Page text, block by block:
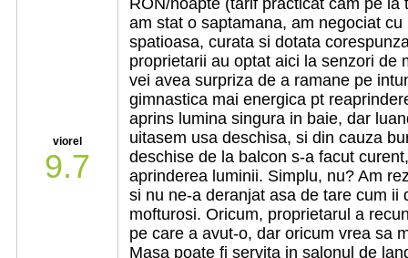
viorel
9.7
RON/noapte (tarif practicat cam pe
am stat o saptamana, am negociat
spatioasa, curata si dotata
proprietarii au optat aici la senzori de
vei avea surpriza de a ramane pe
gimnastica mai energica pt
aprins lumina singura in baie, dar
uitasem usa deschisa, si din cauza
deschise de la balcon s-a facut
aprinderea luminii. Simplu, nu? Am
si nu ne-a deranjat asa de tare cum ii
mofturosi. Oricum, proprietarul a
pe care a avut-o, dar oricum vrea sa
Masa poate fi servita in salonul de